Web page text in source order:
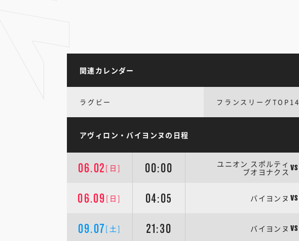
関連カレンダー
ラグビー フランスリーグTOP14
アヴィロン・バイヨンヌの日程
06.02 [日] 00:00
ユニオン スポルティ
ブオヨナクス VS
06.09 [日] 04:05 バイヨンヌ VS
09.07[土] 21:30 バイヨンヌ VS